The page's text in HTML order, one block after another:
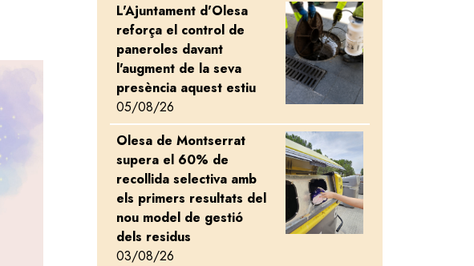
L'Ajuntament d'Olesa
reforça el control de
paneroles davant
l'augment de la seva
presència aquest estiu
05/08/26
Image
Olesa de Montserrat
supera el 60% de
recollida selectiva amb
els primers resultats del
nou model de gestió
dels residus
03/08/26
Image